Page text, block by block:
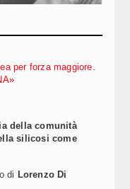
per forza maggiore.
della comunità
silicosi come
di Lorenzo Di